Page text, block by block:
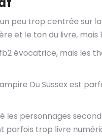
peu trop centrée sur
et le ton du livre,
évocatrice, mais les
Du Sussex est
les personnages
parfois trop livre